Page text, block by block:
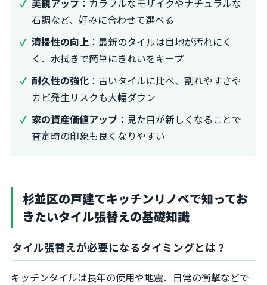
美観アップ ：カラフルなモザイクやナチュラルな
石調など、好みに合わせて選べる
清掃性の向上 ：最新のタイルは目地が汚れにく
く、水拭きで簡単にきれいをキープ
耐久性の強化 ：古いタイルに比べ、割れやすさや
カビ発生リスクも大幅ダウン
家の資産価値アップ ：見た目が新しくなることで
査定時の印象も良くなりやすい
杉並区の戸建てキッチンリノベで知ってお
きたいタイル張替えの基礎知識
タイル張替えが必要になるタイミングとは？
キッチンタイルは長年の使用や地震、日常の衝撃などで